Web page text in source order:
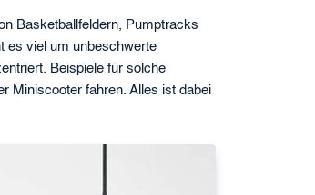
Basketballfeldern, Pumptracks
es viel um unbeschwerte
Beispiele für solche
Miniscooter fahren. Alles ist dabei